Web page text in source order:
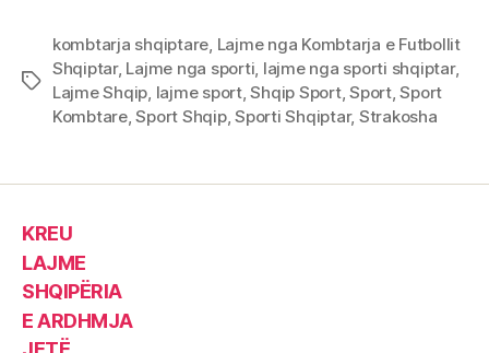
Tags
kombtarja shqiptare, Lajme nga Kombtarja e Futbollit
Shqiptar, Lajme nga sporti, lajme nga sporti shqiptar,
Lajme Shqip, lajme sport,Shqip Sport,Sport,Sport
Kombtare,Sport Shqip,Sporti Shqiptar, Strakosha
KREU
LAJME
SHQIPËRIA
E ARDHMJA